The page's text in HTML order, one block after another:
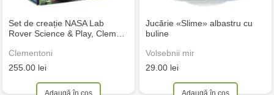
Set de creație NASA Lab
Rover Science & Play, Clem…
Clementoni
255.00 lei
Jucărie «Slime» albastru cu
buline
Volsebnii mir
29.00 lei